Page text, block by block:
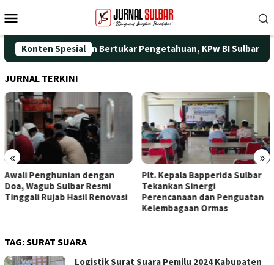
ke
Mobile
Konten Spesial
Silaturahmi dan Bertukar Pengetahuan, KPw BI Sulbar Gelar
JURNAL TERKINI
« »
Awali Penghunian dengan
Doa, Wagub Sulbar Resmi
Tinggali Rujab Hasil Renovasi
Plt. Kepala Bapperida Sulbar
Tekankan Sinergi
Perencanaan dan Penguatan
Kelembagaan Ormas
TAG:SURAT SUARA
Logistik Surat Suara Pemilu 2024 Kabupaten